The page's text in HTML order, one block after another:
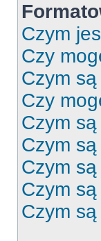
Czym
Czy
Czym
Czy
Czym
Czym są
Czym
Czym
Czym